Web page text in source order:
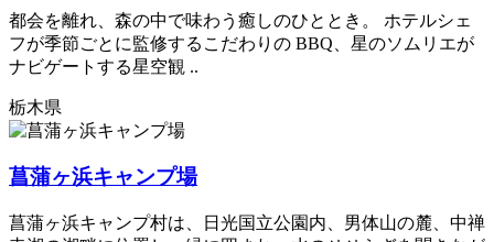
都会を離れ、森の中で味わう癒しのひととき。 ホテルシェ
フが季節ごとに監修するこだわりの BBQ、星のソムリエが
ナビゲートする星空観 ..
栃木県
菖蒲ヶ浜キャンプ場
菖蒲ヶ浜キャンプ村は、日光国立公園内、男体山の麓、中禅